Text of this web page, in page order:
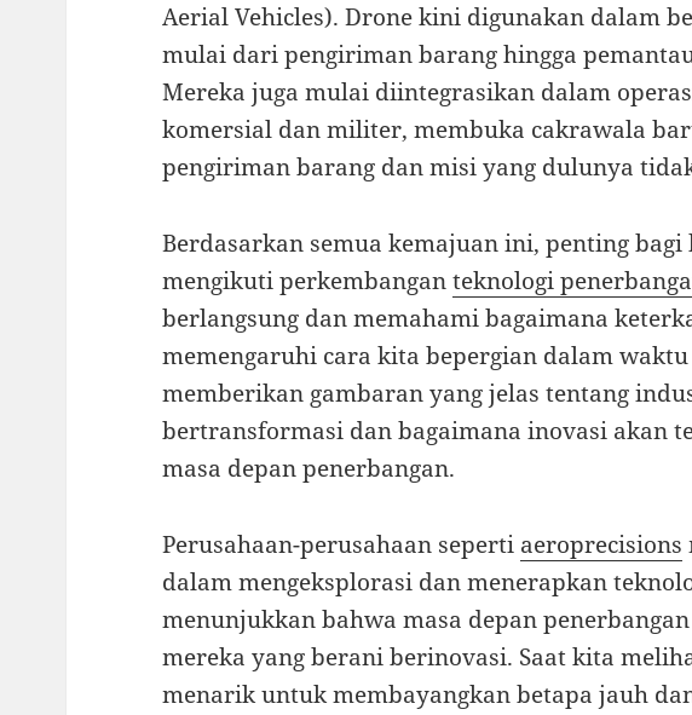
Aerial Vehicles). Drone kini digunakan dalam
mulai dari pengiriman barang hingga
Mereka juga mulai diintegrasikan dalam
komersial dan militer, membuka cakrawala
pengiriman barang dan misi yang dulunya
Berdasarkan semua kemajuan ini, penting
mengikuti perkembanganteknologi
berlangsung dan memahami bagaimana
memengaruhi cara kita bepergian dalam
memberikan gambaran yang jelas tentang
bertransformasi dan bagaimana inovasi akan
masa depan penerbangan.
Perusahaan-perusahaan seperti aeroprecisions
dalam mengeksplorasi dan menerapkan
menunjukkan bahwa masa depan
mereka yang berani berinovasi. Saat kita
menarik untuk membayangkan betapa jauh